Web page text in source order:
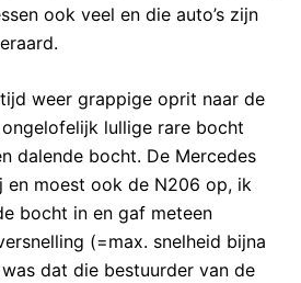
ook veel en die auto’s zijn
weer grappige oprit naar de
lullige rare bocht
dalende bocht. De Mercedes
en moest ook de N206 op, ik
bocht in en gaf meteen
(=max. snelheid bijna
dat die bestuurder van de